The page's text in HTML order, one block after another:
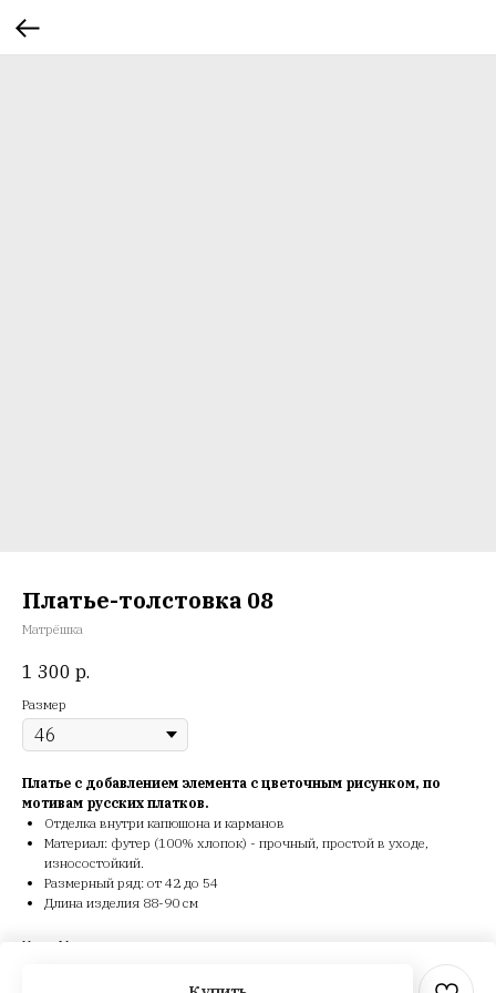
Платье-толстовка 08
Матрёшка
1 300 р.
Размер
Платье с добавлением элемента с цветочным рисунком, по
мотивам русских платков.
Отделка внутри капюшона и карманов
Материал: футер (100% хлопок) - прочный, простой в уходе,
износостойкий.
Размерный ряд: от 42 до 54
Длина изделия 88-90 см
Цвет: Меланж